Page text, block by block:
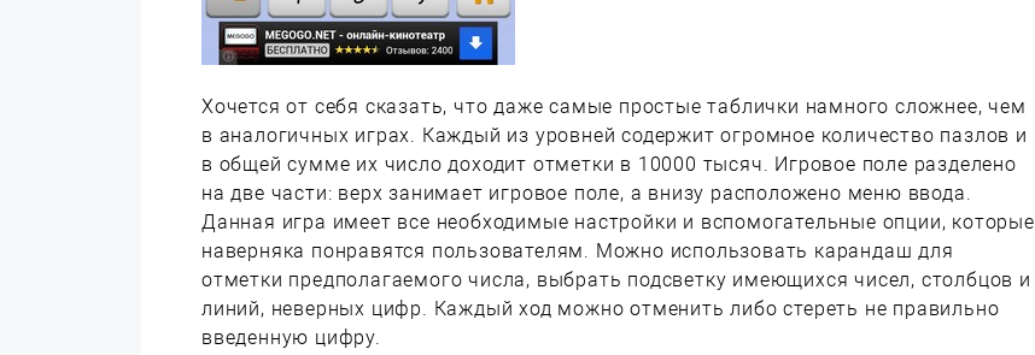
Хочется от себя сказать, что даже самые простые таблички намного сложнее, чем
в аналогичных играх. Каждый из уровней содержит огромное количество пазлов и
в общей сумме их число доходит отметки в 10000 тысяч. Игровое поле разделено
на две части: верх занимает игровое поле, а внизу расположено меню ввода.
Данная игра имеет все необходимые настройки и вспомогательные опции, которые
наверняка понравятся пользователям. Можно использовать карандаш для
отметки предполагаемого числа, выбрать подсветку имеющихся чисел, столбцов и
линий, неверных цифр. Каждый ход можно отменить либо стереть не правильно
введенную цифру.